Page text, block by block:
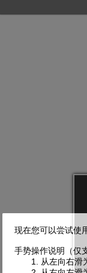
现在您可以尝试使
手势操作说明（仅
1. 从左向右滑为